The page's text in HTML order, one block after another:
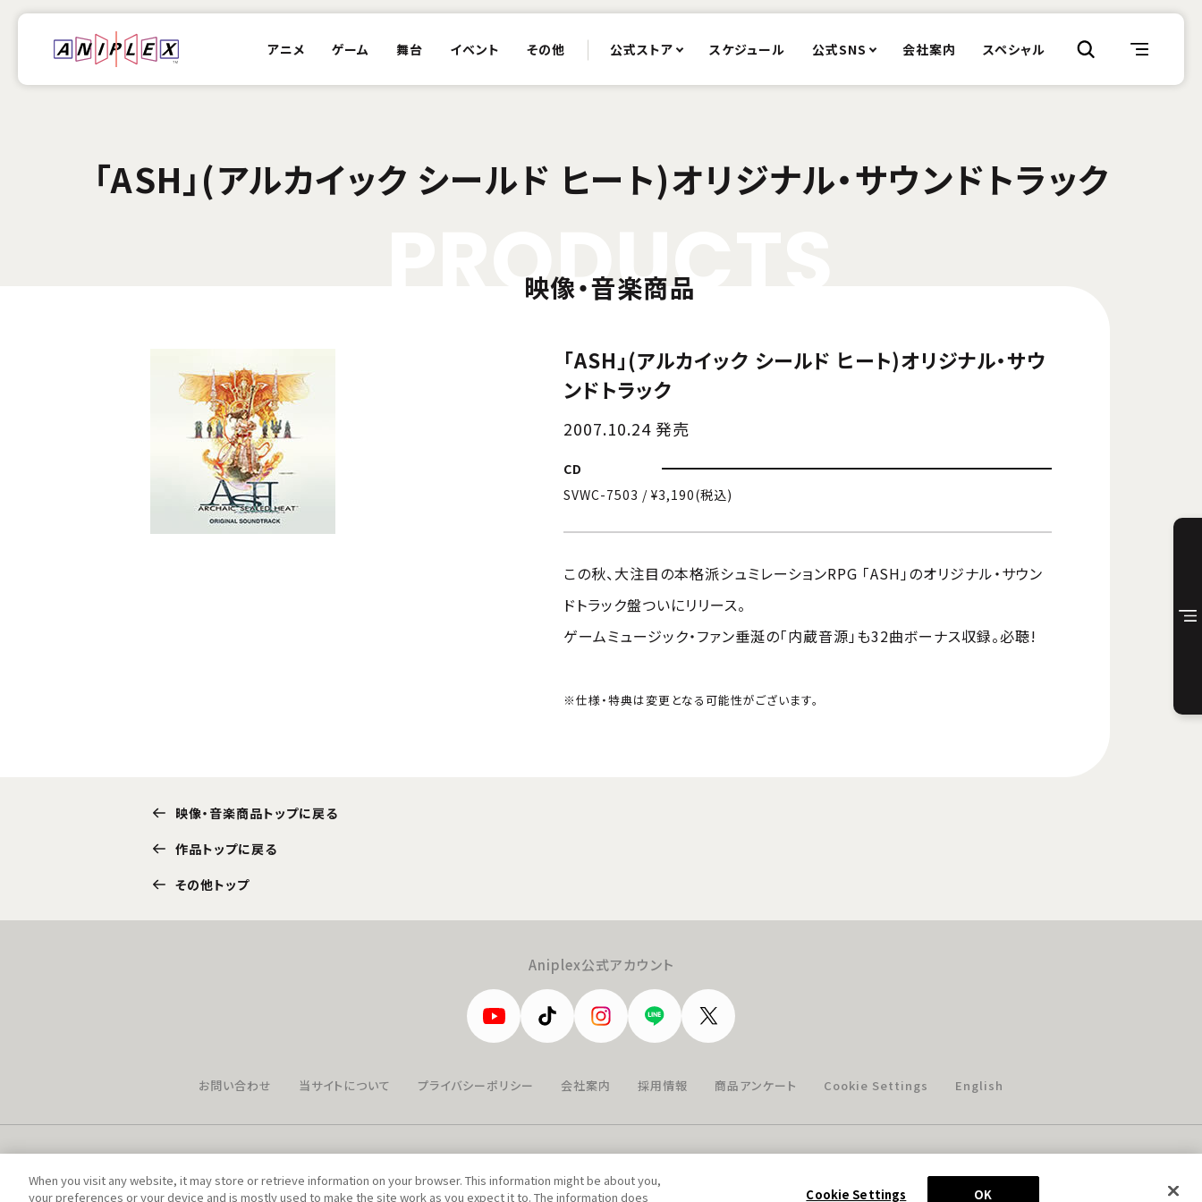
アニメ ゲーム 舞台 イベント その他 公式ストア スケジュール 公式SNS 会社案内 スペシャル
「ASH」(アルカイック シールド ヒート)オリジナル・サウンドトラック
ODUC
映像・音楽商品
「ASH」(アルカイック シールド ヒート)オリジナル・サウ
ンドトラック
2007.10.24 発売
CD
SVWC-7503 / ¥3,190(税込)
この秋、大注目の本格派シュミレーションRPG 「ASH」のオリジナル・サウン
ドトラック盤ついにリリース。
ゲームミュージック・ファン垂涎の「内蔵音源」も32曲ボーナス収録。必聴!
※仕様・特典は変更となる可能性がございます。
映像・音楽商品トップに戻る
作品トップに戻る
その他トップ
Aniplex公式アカウント
お問い合わせ 当サイトについて プライバシーポリシー 会社案内 採用情報 商品アンケート Cookie Settings English
© Aniplex Inc. All rights reserved.
When you visit any website, it may store or retrieve information on your browser. This information might be about you,
your preferences or your device and is mostly used to make the site work as you expect it to. The information does
Cookie Settings OK